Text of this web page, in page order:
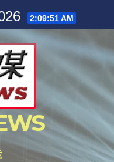
2:09:53 AM